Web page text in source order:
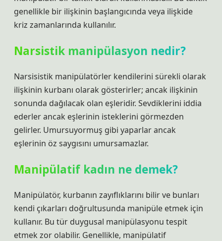
genellikle bir ilişkinin başlangıcında veya ilişkide
kriz zamanlarında kullanılır.
Narsistik manipülasyon nedir?
Narsisistik manipülatörler kendilerini sürekli olarak
ilişkinin kurbanı olarak gösterirler; ancak ilişkinin
sonunda dağılacak olan eşleridir. Sevdiklerini iddia
ederler ancak eşlerinin isteklerini görmezden
gelirler. Umursuyormuş gibi yaparlar ancak
eşlerinin öz saygısını umursamazlar.
Manipülatif kadın ne demek?
Manipülatör, kurbanın zayıflıklarını bilir ve bunları
kendi çıkarları doğrultusunda manipüle etmek için
kullanır. Bu tür duygusal manipülasyonu tespit
etmek zor olabilir. Genellikle, manipülatif